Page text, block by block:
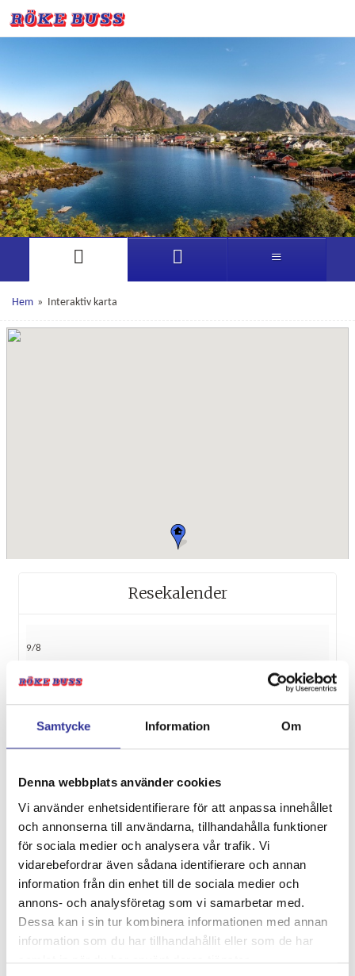
Samtycke Information Om
Denna webbplats använder cookies
Vi använder enhetsidentifierare för att anpassa innehållet
och annonserna till användarna, tillhandahålla funktioner
för sociala medier och analysera vår trafik. Vi
vidarebefordrar även sådana identifierare och annan
information från din enhet till de sociala medier och
annons- och analysföretag som vi samarbetar med.
Dessa kan i sin tur kombinera informationen med annan
information som du har tillhandahållit eller som de har
samlat in när du har använt deras tjänster.
Hem » Interaktiv karta
Resekalender
9/8
Vandring Golfjället, 5 dagar
10/8
från 7 495:-
12/8
från 650:-
13/8